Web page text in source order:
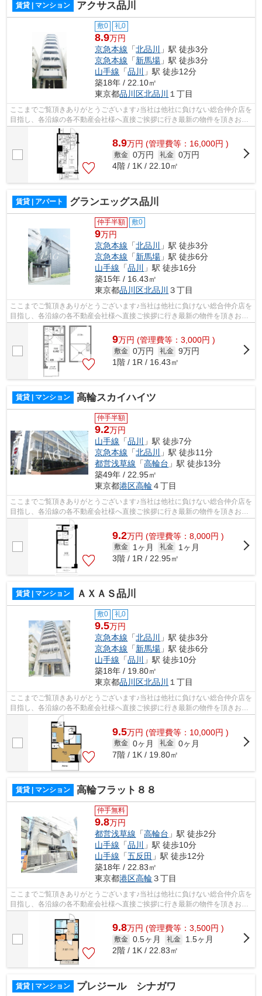
賃貸 | マンション アクサス品川
敷0 礼0
8.9万円
京急本線 「北品川
」駅 徒歩3分
京急本線 「新馬場 」駅 徒歩3分
山手線 「品川
」駅 徒歩12分
築18年 / 22.10㎡
東京都品川区北品川 １丁目
ここまでご覧頂きありがとうございます♪当社は他社に負けない総合仲介店を
目指し、各沿線の各不動産会社様へ直接ご挨拶に行き最新の物件を頂きお客
様へ提供しております！最新の情報は...
8.9万円 (管理費等：16,000円 )
敷金 0万円 礼金 0万円
4階 / 1K / 22.10㎡
賃貸 | アパート グランエッグス品川
仲手半額 敷0
9万円
京急本線 「北品川 」駅 徒歩3分
京急本線 「新馬場 」駅 徒歩6分
山手線 「品川 」駅 徒歩16分
築15年 / 16.43㎡
東京都品川区北品川 ３丁目
ここまでご覧頂きありがとうございます♪当社は他社に負けない総合仲介店を
目指し、各沿線の各不動産会社様へ直接ご挨拶に行き最新の物件を頂きお客
様へ提供しております！最新の情報は...
9万円 (管理費等：3,000円 )
敷金 0万円 礼金 9万円
1階 / 1R / 16.43㎡
賃貸 | マンション 高輪スカイハイツ
仲手半額
9.2万円
山手線 「品川
」駅 徒歩7分
京急本線 「北品川
」駅 徒歩11分
都営浅草線 「高輪台 」駅 徒歩13分
築49年 / 22.95㎡
東京都港区高輪 ４丁目
ここまでご覧頂きありがとうございます♪当社は他社に負けない総合仲介店を
目指し、各沿線の各不動産会社様へ直接ご挨拶に行き最新の物件を頂きお客
様へ提供しております！最新の情報は...
9.2万円 (管理費等：8,000円 )
敷金 1ヶ月 礼金
1ヶ月
3階 / 1R / 22.95㎡
賃貸 | マンション ＡＸＡＳ品川
敷0 礼0
9.5万円
京急本線 「北品川
」駅 徒歩3分
京急本線 「新馬場 」駅 徒歩6分
山手線 「品川
」駅 徒歩10分
築18年 / 19.80㎡
東京都品川区北品川 １丁目
ここまでご覧頂きありがとうございます♪当社は他社に負けない総合仲介店を
目指し、各沿線の各不動産会社様へ直接ご挨拶に行き最新の物件を頂きお客
様へ提供しております！最新の情報は...
9.5万円 (管理費等：10,000円 )
敷金 0ヶ月 礼金 0ヶ月
7階 / 1K / 19.80㎡
賃貸 | マンション 高輪フラット８８
仲手無料
9.8万円
都営浅草線 「高輪台 」駅 徒歩2分
山手線 「品川
」駅 徒歩10分
山手線 「五反田 」駅 徒歩12分
築18年 / 22.83㎡
東京都港区高輪 ３丁目
ここまでご覧頂きありがとうございます♪当社は他社に負けない総合仲介店を
目指し、各沿線の各不動産会社様へ直接ご挨拶に行き最新の物件を頂きお客
様へ提供しております！最新の情報は...
9.8万円 (管理費等：3,500円 )
敷金 0.5ヶ月 礼金
1.5ヶ月
2階 / 1K / 22.83㎡
賃貸 | マンション プレジール シナガワ